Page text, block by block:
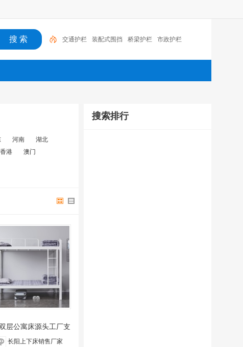
交通护栏 装配式围挡 桥梁护栏 市政护栏
河南
湖北
香港 澳门
层公寓床源头工厂支
持定制
长阳上下床销售厂家
搜索排行